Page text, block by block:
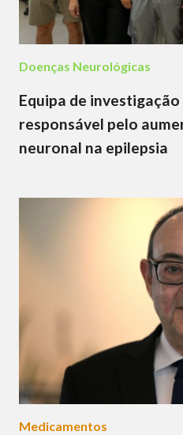
Doenças Neurológicas
Equipa de
responsável pelo
neuronal na epilepsia
Medicamentos